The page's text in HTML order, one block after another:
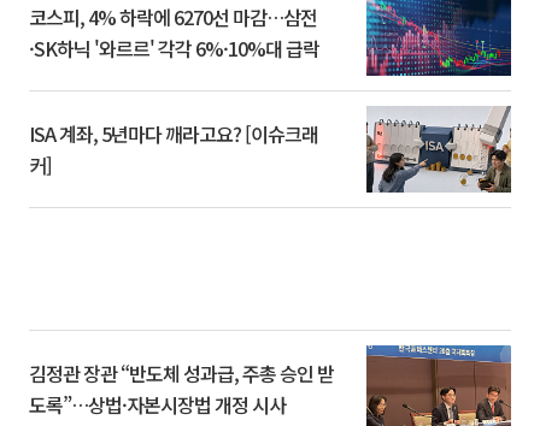
코스피, 4% 하락에 6270선 마감…삼전
·SK하닉 '와르르' 각각 6%·10%대 급락
ISA 계좌, 5년마다 깨라고요? [이슈크래
커]
김정관 장관 “반도체 성과급, 주총 승인 받
도록”…상법·자본시장법 개정 시사